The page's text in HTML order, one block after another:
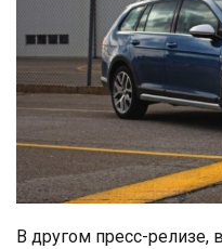
В другом пресс-релизе,